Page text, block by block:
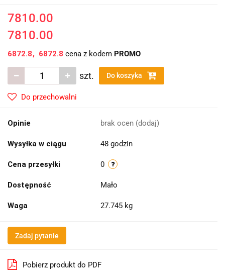
7810.00
7810.00
6872.8 6872.8 cena z kodem PROMO
szt. Do koszyka
Do przechowalni
Opinie brak ocen (dodaj)
Wysyłka w ciągu 48 godzin
Cena przesyłki 0
Dostępność Mało
Waga 27.745 kg
Zadaj pytanie
Pobierz produkt do PDF